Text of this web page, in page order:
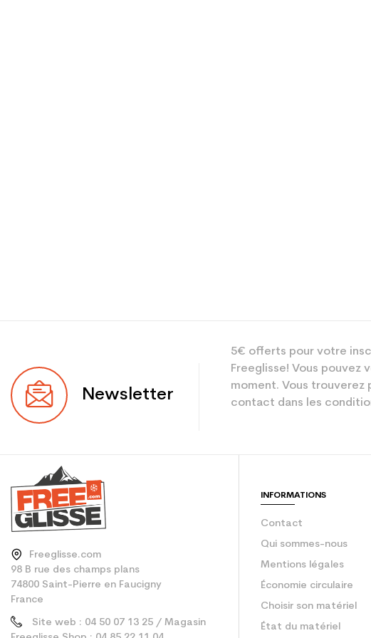
En achetant d'occasion :
Newsletter
5€ offerts pour votre
Freeglisse! Vous pouvez
moment. Vous trouverez
contact dans les
Freeglisse.com
98 B rue des champs plans
74800 Saint-Pierre en Faucigny
France
Site web : 04 50 07 13 25 / Magasin
INFORMATIONS
Contact
Qui sommes-nous
Mentions légales
Économie circulaire
Choisir son matériel
État du matériel